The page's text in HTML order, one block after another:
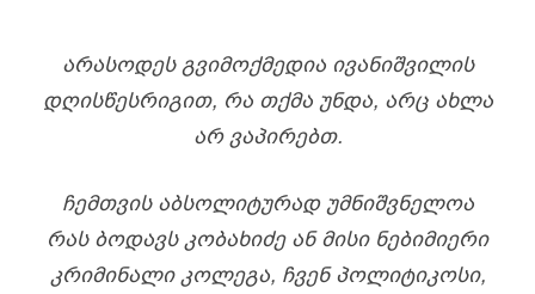
ᲐᲠᲐᲡᲝᲓᲔᲡ ᲒᲕᲘᲛᲝᲥᲛᲔᲓᲘᲐ ᲘᲕᲐᲜᲘᲨᲕᲘᲚᲘᲡ
ᲓᲦᲘᲡᲬᲔᲡᲠᲘᲒᲘᲗ, ᲠᲐ ᲗᲥᲛᲐ ᲣᲜᲓᲐ, ᲐᲠᲪ ᲐᲮᲚᲐ
ᲐᲠ ᲕᲐᲞᲘᲠᲔᲑᲗ.
ᲩᲔᲛᲗᲕᲘᲡ ᲐᲑᲡᲝᲚᲘᲢᲣᲠᲐᲓ ᲣᲛᲜᲘᲨᲕᲜᲔᲚᲝᲐ
ᲠᲐᲡ ᲑᲝᲓᲐᲕᲡ ᲙᲝᲑᲐᲮᲘᲫᲔ ᲐᲜ ᲛᲘᲡᲘ ᲜᲔᲑᲘᲛᲘᲔᲠᲘ
ᲙᲠᲘᲛᲘᲜᲐᲚᲘ ᲙᲝᲚᲔᲒᲐ, ᲩᲕᲔᲜ ᲞᲝᲚᲘᲢᲘᲙᲝᲡᲘ,